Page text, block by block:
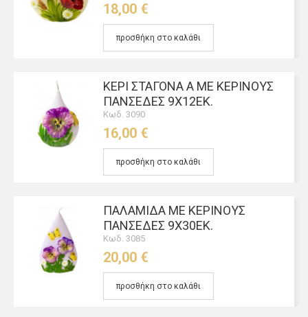
18,00 €
προσθήκη στο καλάθι
ΚΕΡΊ ΣΤΑΓΌΝΑ Α ΜΕ ΚΈΡΙΝΟΥΣ
ΠΑΝΣΈΔΕΣ 9Χ12ΕΚ.
Κωδ. 3090
16,00 €
προσθήκη στο καλάθι
ΠΑΛΑΜΊΔΑ ΜΕ ΚΈΡΙΝΟΥΣ
ΠΑΝΣΈΔΕΣ 9Χ30ΕΚ.
Κωδ. 3085
20,00 €
προσθήκη στο καλάθι